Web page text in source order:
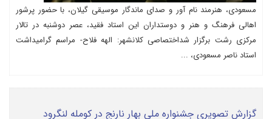
مسعودی، هنرمند نام آور و صدای ماندگار موسیقی گیلان، با حضور پرشور
اهالی فرهنگ و هنر و دوستداران این استاد فقید، عصر دوشنبه در تالار
مرکزی رشت برگزار شداختصاصی کلانشهر: الهه فلاح- مراسم گرامیداشت
استاد ناصر مسعودی، ...
گزارش تصویری جشنواره ملی بهار نارنج در کومله لنگرود